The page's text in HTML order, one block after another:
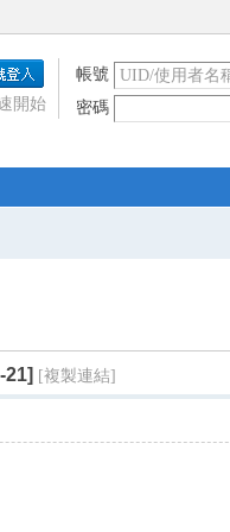
帳號
密碼
開始
21] [複製連結]